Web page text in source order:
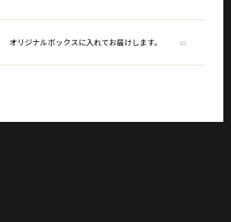
オリジナルボックスに入れてお届けします。